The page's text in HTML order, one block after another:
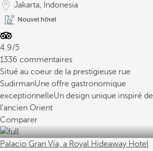
Jakarta, Indonesia
Nouvel hôtel
4.9/5
1336 commentaires
Situé au coeur de la prestigieuse rue
SudirmanUne offre gastronomique
exceptionnelleUn design unique inspiré de
l'ancien Orient
Comparer
Palacio Gran Vía, a Royal Hideaway Hotel